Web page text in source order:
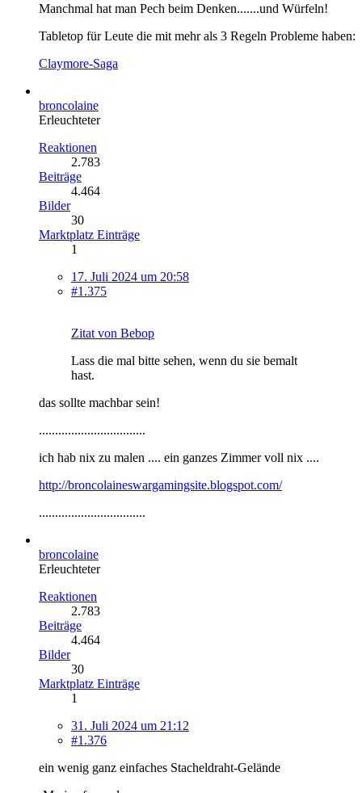
Manchmal hat man Pech beim Denken.......und Würfeln!
Tabletop für Leute die mit mehr als 3 Regeln Probleme haben:
Claymore-Saga
broncolaine
Erleuchteter
Reaktionen
2.783
Beiträge
4.464
Bilder
30
Marktplatz Einträge
1
17. Juli 2024 um 20:58
#1.375
Zitat von Bebop
Lass die mal bitte sehen, wenn du sie bemalt
hast.
das sollte machbar sein!
.................................
ich hab nix zu malen .... ein ganzes Zimmer voll nix ....
http://broncolaineswargamingsite.blogspot.com/
.................................
broncolaine
Erleuchteter
Reaktionen
2.783
Beiträge
4.464
Bilder
30
Marktplatz Einträge
1
31. Juli 2024 um 21:12
#1.376
ein wenig ganz einfaches Stacheldraht-Gelände